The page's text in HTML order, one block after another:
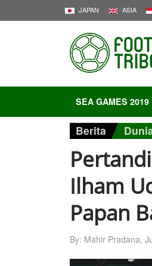
JAPAN ASIA
SEA GAMES 2019
Berita
Ilham
Papan
By: Mahir Pradana,